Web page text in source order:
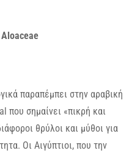
παραπέμπει στην αραβική
που σημαίνει «πικρή και
θρύλοι και μύθοι για
Οι Αιγύπτιοι, που την